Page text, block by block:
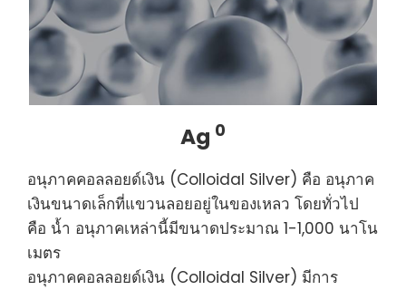
Ag 0
อนุภาคคอลลอยด์เงิน (Colloidal Silver) คือ อนุภาค
เงินขนาดเล็กที่แขวนลอยอยู่ในของเหลว โดยทั่วไป
คือ น้ำ อนุภาคเหล่านี้มีขนาดประมาณ 1-1,000 นาโน
เมตร
อนุภาคคอลลอยด์เงิน (Colloidal Silver) มีการ